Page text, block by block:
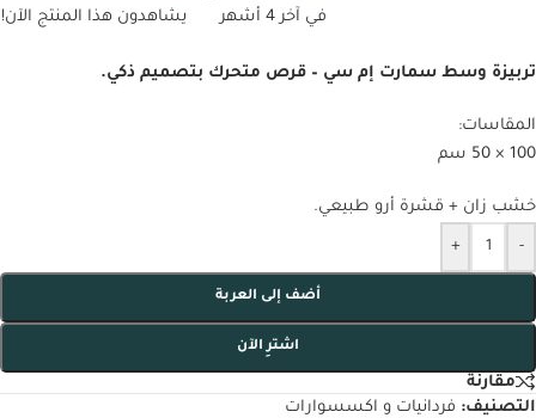
في آخر 4 أشهر
يشاهدون هذا المنتج الآن!
تربيزة وسط سمارت إم سي – قرص متحرك بتصميم ذكي.
المقاسات:
100 × 50 سم
خشب زان + قشرة أرو طبيعي.
-
+
أضف إلى العربة
اشترِ الآن
مقارنة
التصنيف: فردانيات و اكسسوارات